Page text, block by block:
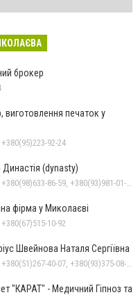
брокер
виготовлення печаток у
92-24
(dynasty)
фірма у Миколаєві
10-92
Швейнова Наталя Сергіївна
"КАРАТ" - Медичний Гіпноз та